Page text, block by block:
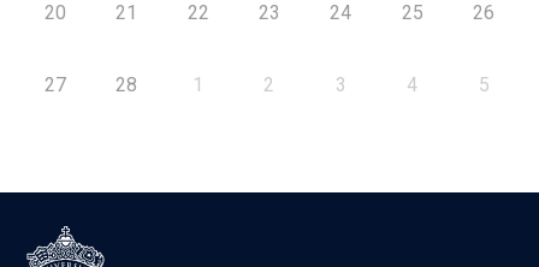
20 21 22 23 24 25 26
27 28 1 2 3 4 5